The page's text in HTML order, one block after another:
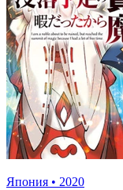
Япония • 2020